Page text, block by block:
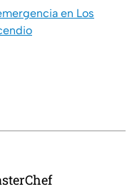
en Los